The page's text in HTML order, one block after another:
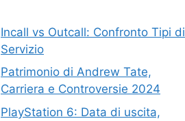
Incall vs Outcall: Confronto Tipi di
Servizio
Patrimonio di Andrew Tate,
Carriera e Controversie 2024
PlayStation 6: Data di uscita,